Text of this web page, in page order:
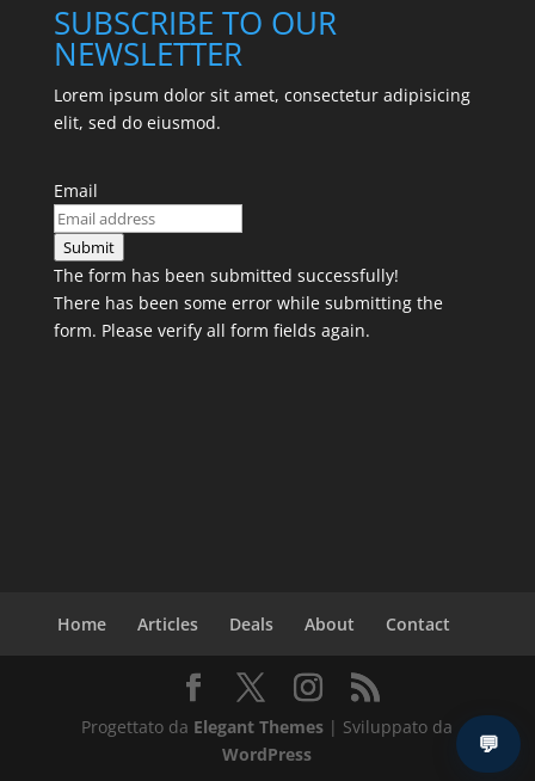
SUBSCRIBE TO OUR
NEWSLETTER
Lorem ipsum dolor sit amet, consectetur adipisicing
elit, sed do eiusmod.
Email
Submit
The form has been submitted successfully!
There has been some error while submitting the
form. Please verify all form fields again.
Home Articles Deals About Contact
Progettato da Elegant Themes | Sviluppato da
WordPress
💬